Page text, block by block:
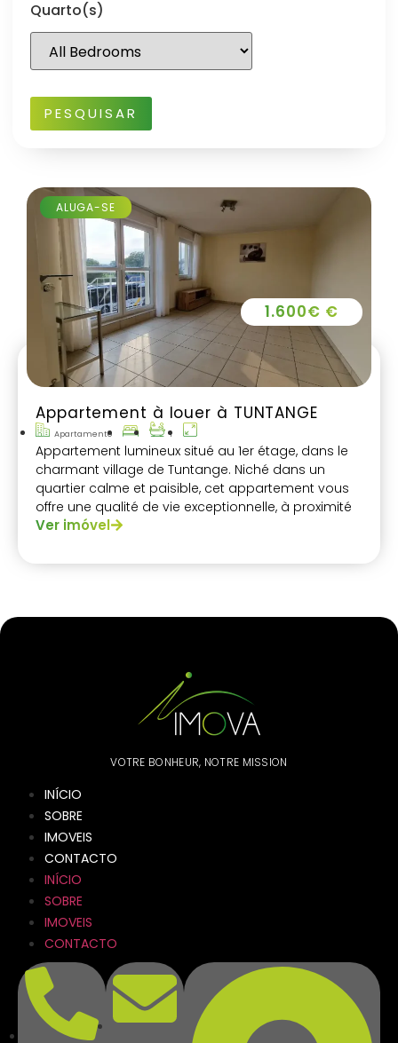
Quarto(s)
Appartement à louer à TUNTANGE
Apartamento 1
Appartement lumineux situé au 1er étage, dans le
charmant village de Tuntange. Niché dans un
quartier calme et paisible, cet appartement vous
offre une qualité de vie exceptionnelle, à proximité
immédiate des commodités essentielles.
Ver imóvel
ALUGA-SE
1.600€ €
VOTRE BONHEUR, NOTRE MISSION
INÍCIO
SOBRE
IMOVEIS
CONTACTO
INÍCIO
SOBRE
IMOVEIS
CONTACTO